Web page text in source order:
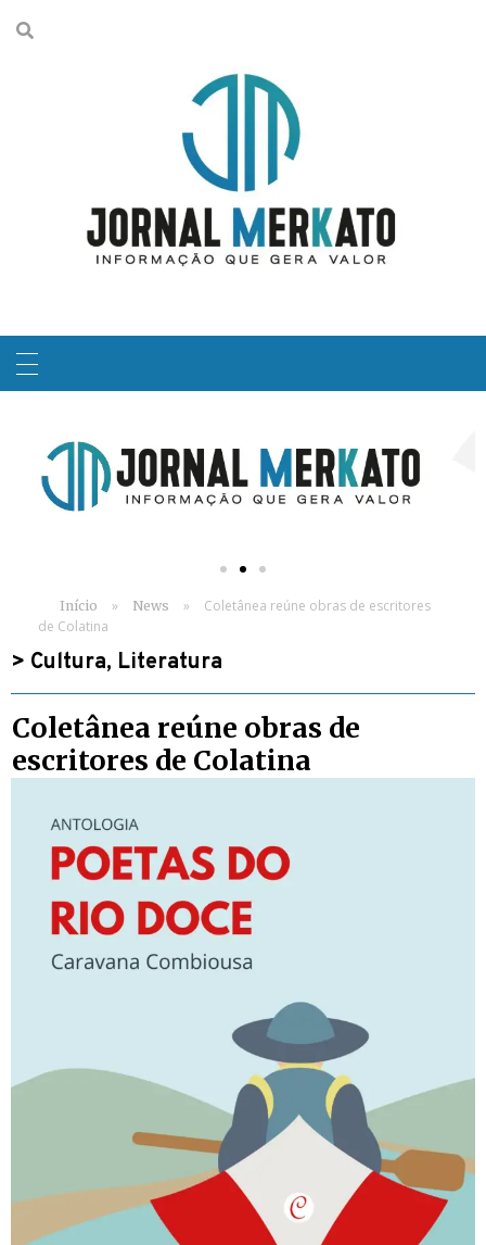
Início » News »
Coletânea reúne obras de escritores
de Colatina
> Cultura, Literatura
Coletânea reúne obras de
escritores de Colatina